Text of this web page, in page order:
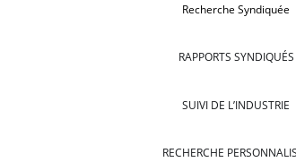
Recherche Syndiquée
RAPPORTS SYNDIQUÉS
SUIVI DE L’INDUSTRIE
RECHERCHE